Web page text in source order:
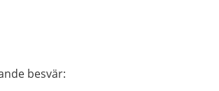
besvär: